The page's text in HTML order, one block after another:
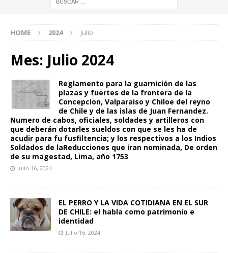
HOME 2024 Julio
Mes: Julio 2024
Reglamento para la guarnición de las
plazas y fuertes de la frontera de la
Concepcion, Valparaiso y Chiloe del reyno
de Chile y de las islas de Juan Fernandez.
Numero de cabos, oficiales, soldades y artilleros con
que deberán dotarles sueldos con que se les ha de
acudir para fu fusfiltencia; y los respectivos a los Indios
Soldados de laReducciones que iran nominada, De orden
de su magestad, Lima, año 1753
Julio 16, 2024
EL PERRO Y LA VIDA COTIDIANA EN EL SUR
DE CHILE: el habla como patrimonio e
identidad
Julio 16, 2024